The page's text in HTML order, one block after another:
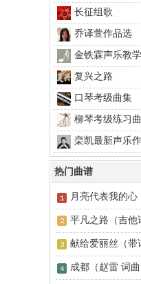
长征组歌
乔译萱作品选
金铁霖声乐教
复兴之路
口琴考级曲集
柳琴考级练习曲
栾凯最新声乐
热门曲谱
月亮代表我的心
平凡之路（吉他
献给爱丽丝（带
成都（赵雷 词曲